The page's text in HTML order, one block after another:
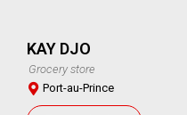
KAY DJO
Grocery store
Port-au-Prince